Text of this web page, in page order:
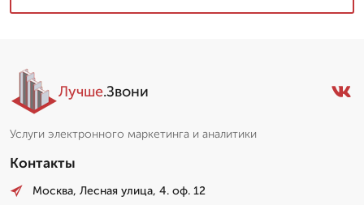
Лучше.Звони
Услуги электронного маркетинга и аналитики
Контакты
Москва, Лесная улица, 4. оф. 12